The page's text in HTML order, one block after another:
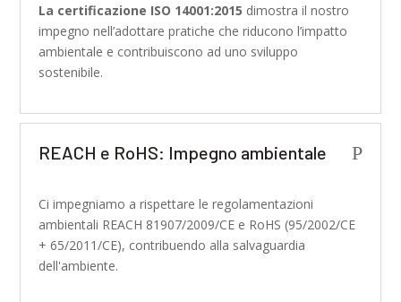
La certificazione ISO 14001:2015 dimostra il nostro
impegno nell’adottare pratiche che riducono l’impatto
ambientale e contribuiscono ad uno sviluppo
sostenibile.
REACH e RoHS: Impegno ambientale P
Ci impegniamo a rispettare le regolamentazioni
ambientali REACH 81907/2009/CE e RoHS (95/2002/CE
+ 65/2011/CE), contribuendo alla salvaguardia
dell'ambiente.